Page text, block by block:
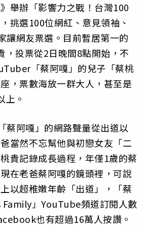
舉辦「影響力之戰！台灣100
挑選100位網紅、意見領袖、
讓網友票選。目前暫居第一的
，投票從2日晚間8點開始，不
「蔡阿嘎」的兒子「蔡桃
，票數海放一群大人，甚至是
上。
蔡阿嘎」的網路聲量從出道以
當然不忘幫他與初戀女友「二
貴記錄成長過程，年僅1歲的蔡
在老爸蔡阿嘎的鏡頭裡，可說
以超稚嫩年齡「出道」，「蔡
」YouTube頻道訂閱人數
也有超過16萬人按讚。